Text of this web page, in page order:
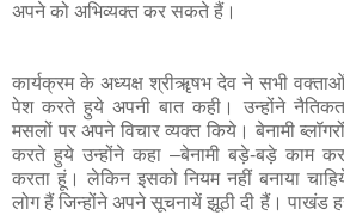
अपने को अभिव्यक्त कर सकते हैं।
कार्यक्रम के अध्यक्ष श्रीॠषभ देव ने सभी वक्ताओं
पेश करते हुये अपनी बात कही। उन्होंने
मसलों पर अपने विचार व्यक्त किये। बेनामी
करते हुये उन्होंने कहा –बेनामी बड़े-बड़े काम
करता हूं। लेकिन इसको नियम नहीं बनाया
लोग हैं जिन्होंने अपने सूचनायें झूठी दी हैं। पाखंड